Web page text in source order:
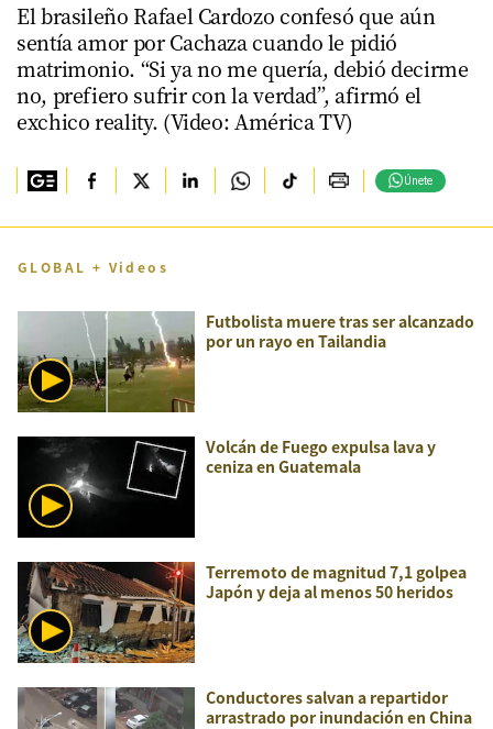
El brasileño Rafael Cardozo confesó que aún
sentía amor por Cachaza cuando le pidió
matrimonio. “Si ya no me quería, debió decirme
no, prefiero sufrir con la verdad”, afirmó el
exchico reality. (Video: América TV)
Únete
GLOBAL + Videos
Futbolista muere tras ser alcanzado
por un rayo en Tailandia
Volcán de Fuego expulsa lava y
ceniza en Guatemala
Terremoto de magnitud 7,1 golpea
Japón y deja al menos 50 heridos
Conductores salvan a repartidor
arrastrado por inundación en China